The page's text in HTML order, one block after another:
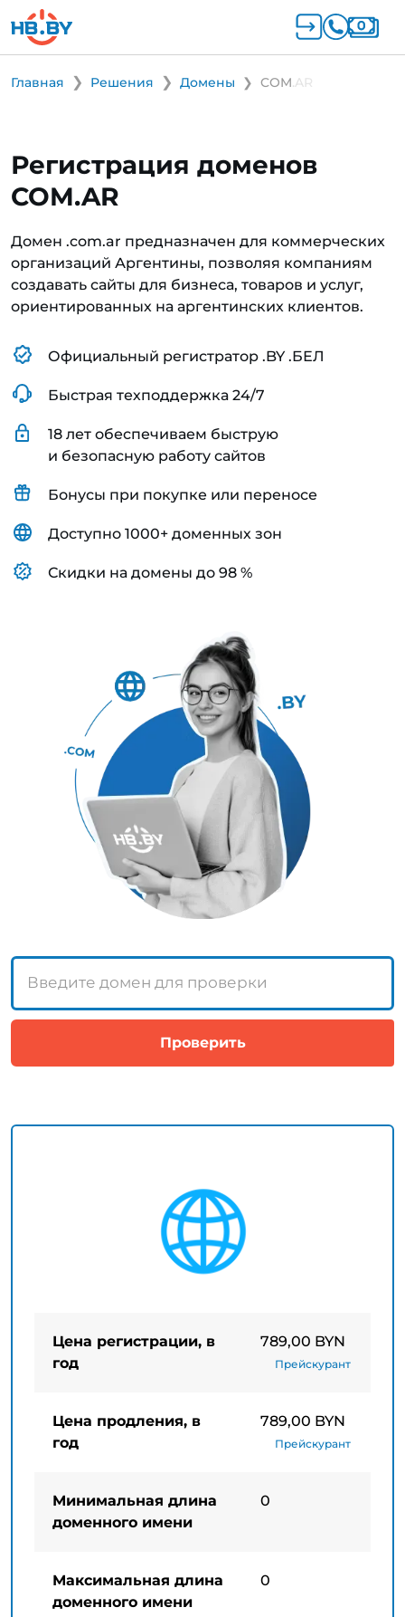
Главная Решения Домены COM.AR
Регистрация доменов
COM.AR
Домен .com.ar предназначен для коммерческих
организаций Аргентины, позволяя компаниям
создавать сайты для бизнеса, товаров и услуг,
ориентированных на аргентинских клиентов.
Официальный регистратор .BY .БЕЛ
Быстрая техподдержка 24/7
18 лет обеспечиваем быструю
и безопасную работу сайтов
Бонусы при покупке или переносе
Доступно 1000+ доменных зон
Скидки на домены до 98 %
Цена регистрации, в
год
789,00 BYN
Прейскурант
Цена продления, в
год
789,00 BYN
Прейскурант
Минимальная длина
доменного имени
0
Максимальная длина
доменного имени
0